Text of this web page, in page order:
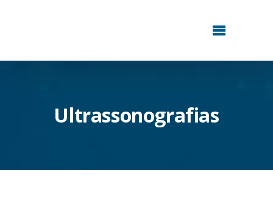
Ultrassonografias